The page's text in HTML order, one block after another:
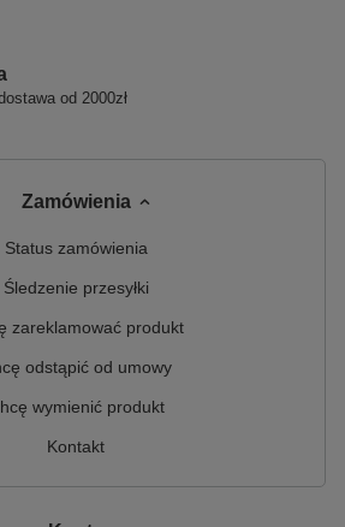
od 2000zł
Zamówienia
Status zamówienia
Śledzenie przesyłki
zareklamować produkt
odstąpić od umowy
wymienić produkt
Kontakt